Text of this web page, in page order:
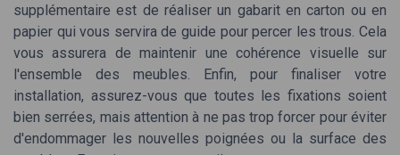
supplémentaire est de réaliser un gabarit en carton ou en
papier qui vous servira de guide pour percer les trous. Cela
vous assurera de maintenir une cohérence visuelle sur
l'ensemble des meubles. Enfin, pour finaliser votre
installation, assurez-vous que toutes les fixations soient
bien serrées, mais attention à ne pas trop forcer pour éviter
d'endommager les nouvelles poignées ou la surface des